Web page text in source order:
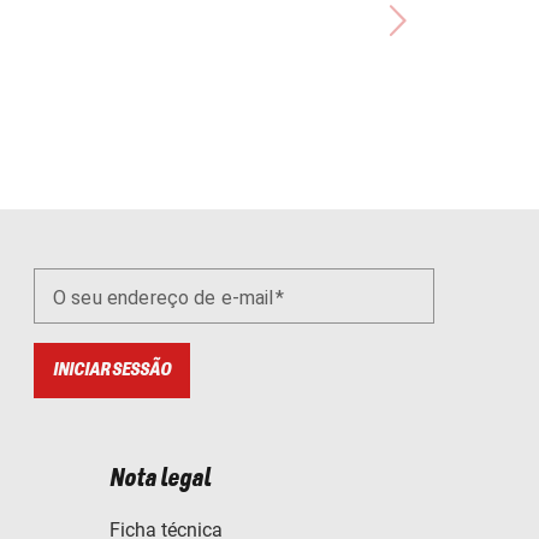
O seu endereço de e-mail
INICIAR SESSÃO
Nota legal
Ficha técnica